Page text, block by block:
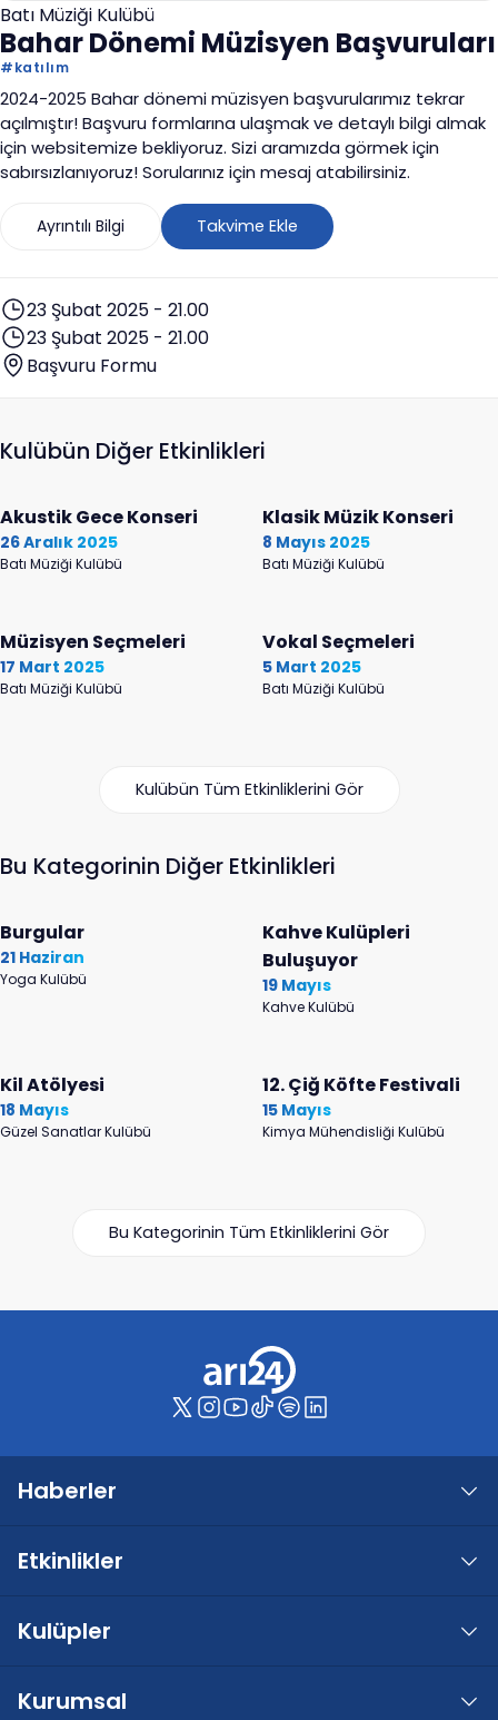
Batı Müziği Kulübü
Bahar Dönemi Müzisyen Başvuruları
#katılım
2024-2025 Bahar dönemi müzisyen başvurularımız tekrar
açılmıştır! Başvuru formlarına ulaşmak ve detaylı bilgi almak
için websitemize bekliyoruz. Sizi aramızda görmek için
sabırsızlanıyoruz! Sorularınız için mesaj atabilirsiniz.
Ayrıntılı Bilgi Takvime Ekle
23 Şubat 2025 - 21.00
23 Şubat 2025 - 21.00
Başvuru Formu
Kulübün Diğer Etkinlikleri
Akustik Gece Konseri
26 Aralık 2025
Batı Müziği Kulübü
Klasik Müzik Konseri
8 Mayıs 2025
Batı Müziği Kulübü
Müzisyen Seçmeleri
17 Mart 2025
Batı Müziği Kulübü
Vokal Seçmeleri
5 Mart 2025
Batı Müziği Kulübü
Kulübün Tüm Etkinliklerini Gör
Bu Kategorinin Diğer Etkinlikleri
Burgular
21 Haziran
Yoga Kulübü
Kahve Kulüpleri
Buluşuyor
19 Mayıs
Kahve Kulübü
Kil Atölyesi
18 Mayıs
Güzel Sanatlar Kulübü
12. Çiğ Köfte Festivali
15 Mayıs
Kimya Mühendisliği Kulübü
Bu Kategorinin Tüm Etkinliklerini Gör
Haberler
Etkinlikler
Kulüpler
Kurumsal